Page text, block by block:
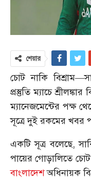
শেয়ার
চোট নাকি
প্রস্তুতি ম্যাচে
ম্যানেজমেন্টের পক্ষ
সূত্রে দুই রকমের খবর
একটি সূত্র বলেছে,
পায়ের গোড়ালিতে
বাংলাদেশঅধিনায়ক